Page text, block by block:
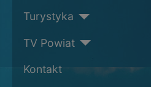
Turystyka
TV Powiat
Kontakt